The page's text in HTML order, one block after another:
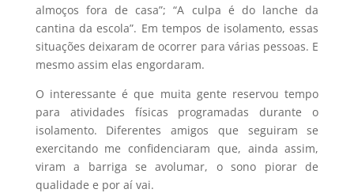
almoços fora de casa”; “A culpa é do lanche da
cantina da escola”. Em tempos de isolamento, essas
situações deixaram de ocorrer para várias pessoas. E
mesmo assim elas engordaram.
O interessante é que muita gente reservou tempo
para atividades físicas programadas durante o
isolamento. Diferentes amigos que seguiram se
exercitando me confidenciaram que, ainda assim,
viram a barriga se avolumar, o sono piorar de
qualidade e por aí vai.